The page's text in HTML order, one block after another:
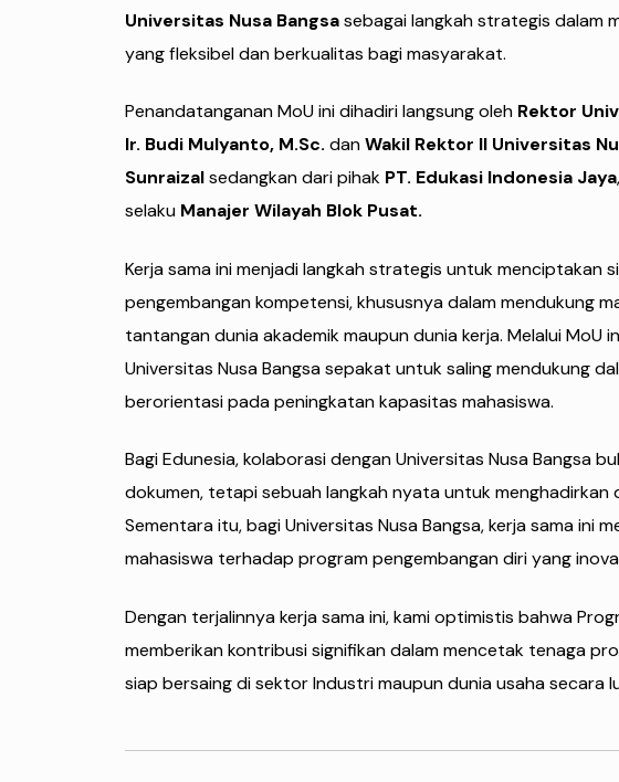
Universitas Nusa Bangsasebagai langkah strategis dalam
yang fleksibel dan berkualitas bagi masyarakat.
Penandatanganan MoU ini dihadiri langsung oleh Rektor
Ir. Budi Mulyanto, M.Sc.danWakil Rektor II Universitas
Sunraizalsedangkan dari pihak PT. Edukasi Indonesia Jaya
selaku Manajer Wilayah Blok Pusat.
Kerja sama ini menjadi langkah strategis untuk menciptakan
pengembangan kompetensi, khususnya dalam mendukung
tantangan dunia akademik maupun dunia kerja. Melalui MoU
Universitas Nusa Bangsa sepakat untuk saling mendukung
berorientasi pada peningkatan kapasitas mahasiswa.
Bagi Edunesia, kolaborasi dengan Universitas Nusa Bangsa
dokumen, tetapi sebuah langkah nyata untuk menghadirkan
Sementara itu, bagi Universitas Nusa Bangsa, kerja sama ini
mahasiswa terhadap program pengembangan diri yang
Dengan terjalinnya kerja sama ini, kami optimistis bahwa
memberikan kontribusi signifikan dalam mencetak tenaga
siap bersaing di sektor Industri maupun dunia usaha secara